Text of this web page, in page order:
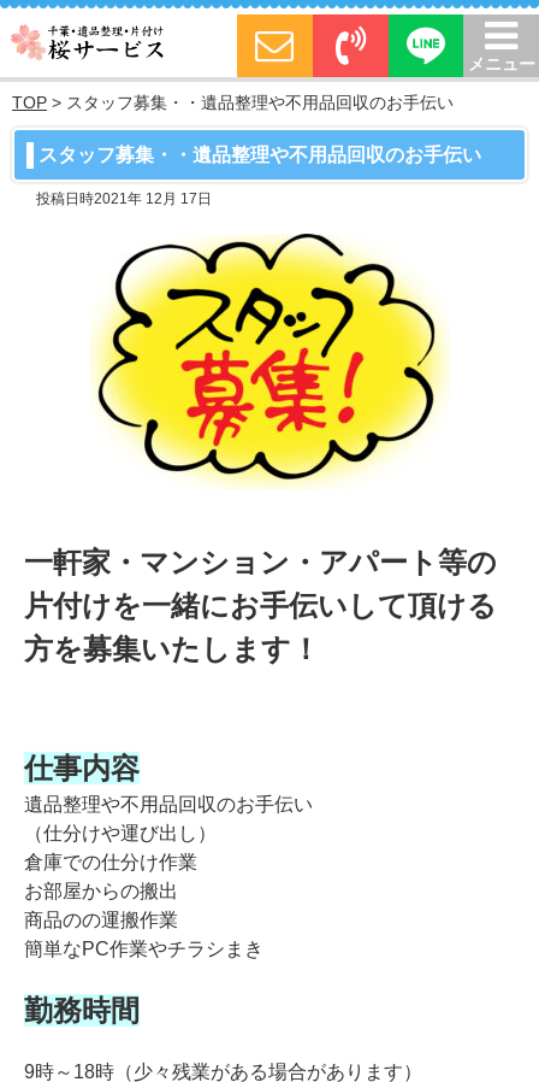
メニュー
TOP > スタッフ募集・・遺品整理や不用品回収のお手伝い
スタッフ募集・・遺品整理や不用品回収のお手伝い
投稿日時2021年 12月 17日
一軒家・マンション・アパート等の
片付けを一緒にお手伝いして頂ける
方を募集いたします！
仕事内容
遺品整理や不用品回収のお手伝い
（仕分けや運び出し）
倉庫での仕分け作業
お部屋からの搬出
商品のの運搬作業
簡単なPC作業やチラシまき
勤務時間
9時～18時（少々残業がある場合があります）